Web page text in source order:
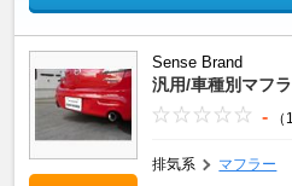
Sense Brand
汎用/車種別マフ
-
排気系 マフラー